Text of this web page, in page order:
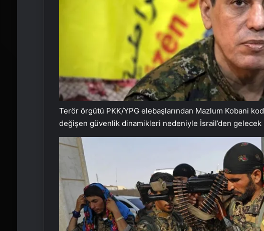
Terör örgütü PKK/YPG elebaşlarından Mazlum Kobani
değişen güvenlik dinamikleri nedeniyle İsrail’den